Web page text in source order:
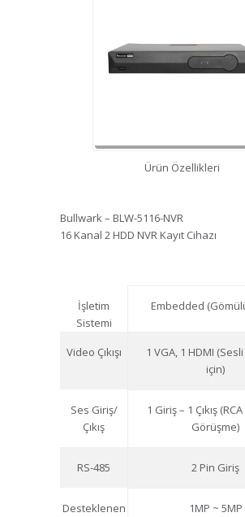
Ürün Özellikleri
Bullwark – BLW-5116-NVR
16 Kanal 2 HDD NVR Kayıt Cihazı
İşletim
Sistemi
Embedded
Video Çıkışı
1 VGA, 1 HDMI
için)
Ses Giriş/
Çıkış
1 Giriş – 1 Çıkış (RCA
Görüşme)
RS-485 2 Pin Giriş
Desteklenen
1MP ~ 5MP